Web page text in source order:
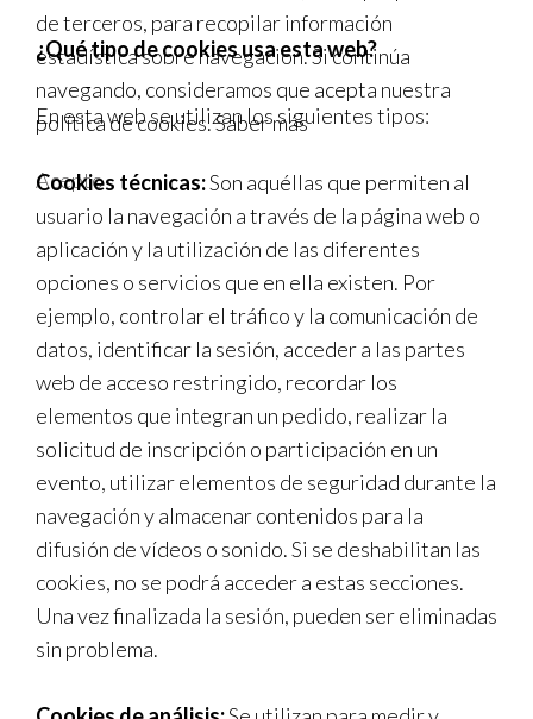
de terceros, para recopilar información
estadística sobre navegación. Si continúa
navegando, consideramos que acepta nuestra
política de cookies.Saber más
Acepto
¿Qué tipo de cookies usa esta web?
En esta web se utilizan los siguientes tipos:
Cookies técnicas:Son aquéllas que permiten al
usuario la navegación a través de la página web o
aplicación y la utilización de las diferentes
opciones o servicios que en ella existen. Por
ejemplo, controlar el tráfico y la comunicación de
datos, identificar la sesión, acceder a las partes
web de acceso restringido, recordar los
elementos que integran un pedido, realizar la
solicitud de inscripción o participación en un
evento, utilizar elementos de seguridad durante la
navegación y almacenar contenidos para la
difusión de vídeos o sonido. Si se deshabilitan las
cookies, no se podrá acceder a estas secciones.
Una vez finalizada la sesión, pueden ser eliminadas
sin problema.